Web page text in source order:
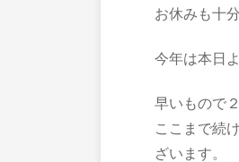
お休みも十
今年は本日
早いもので
ここまで続
ざいます。